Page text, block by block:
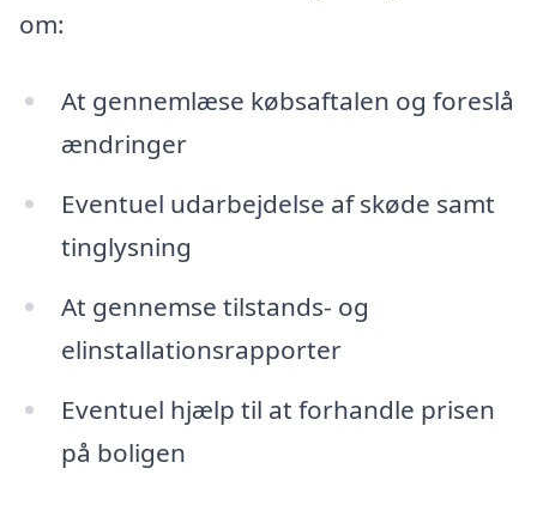
om:
At gennemlæse købsaftalen og foreslå
ændringer
Eventuel udarbejdelse af skøde samt
tinglysning
At gennemse tilstands- og
elinstallationsrapporter
Eventuel hjælp til at forhandle prisen
på boligen